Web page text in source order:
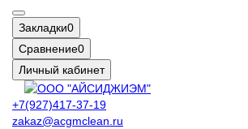
Закладки0
Сравнение0
Личный кабинет
+7(927)417-37-19
zakaz@acgmclean.ru